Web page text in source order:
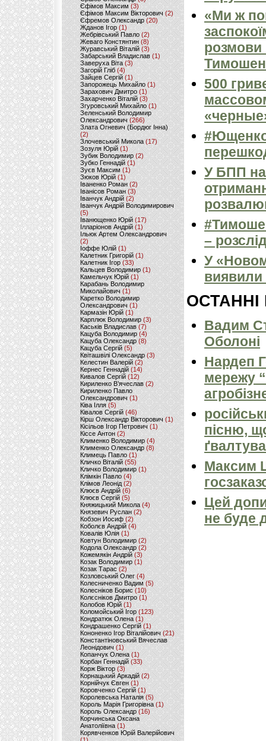
Єфімов Максим (3)
Єфімов Максим Вікторович (2)
Єфремов Олександр (20)
Жданов Ігор (1)
Жебрівський Павло (2)
Жеваго Констянтин (8)
Журавський Віталій (3)
Забарський Владислав (1)
Заверуха Віта (3)
Загорій Гліб (4)
Зайцев Сергій(1)
Запорожець Михайло (1)
Зарахович Дмитро (1)
Захарченко Віталій (3)
Згуровський Михайло (1)
Зеленський Володимир
Олександрович (266)
Злата Огневич (Бордюг Інна)
(2)
Злочевський Микола(17)
Зозуля Юрій (1)
Зубик Володимир (2)
Зубко Геннадій (1)
Зуєв Максим(1)
Зюков Юрій (1)
Іваненко Роман (2)
Іванісов Роман (3)
Іванчук Андрій(2)
Іванчук Андрій Володимирович
(5)
Іванющенко Юрій (17)
Ілларіонов Андрій (1)
Ільюк Артем Олександрович
(2)
Іоффе Юлій (1)
Калетник Григорій(1)
Калетник Ігор (33)
Кальцев Володимир(1)
Камельчук Юрій (1)
Карабань Володимир
Миколайович (1)
Каретко Володимир
Олександрович (1)
Кармазін Юрій(1)
Карплюк Володимир(3)
Каськів Владислав (7)
Кацуба Володимир (4)
Кацуба Олександр (8)
Кацуба Сергій (5)
Квіташвілі Олександр(3)
Келестин Валерій(2)
Кернес Геннадій (14)
Кивалов Сергій (12)
Кириленко В’ячеслав (2)
Кириленко Павло
Олександрович (1)
Ківа Ілля (5)
Ківалов Сергій(46)
Кірш Олександр Вікторович (1)
Кісільов Ігор Петрович (1)
Кіссе Антон (2)
Клименко Володимир(4)
Клименко Олександр (8)
Климець Павло (1)
Кличко Віталій(55)
Кличко Володимир (1)
Клімкін Павло (4)
Клімов Леонід(2)
Клюєв Андрій(6)
Клюєв Сергій (5)
Княжицький Микола(4)
Князевич Руслан (2)
Кобзон Иосиф(2)
Коболєв Андрій (4)
Ковалів Юлія(1)
Ковтун Володимир (2)
Кодола Олександр (2)
Кожемякін Андрій (3)
Козак Володимир (1)
Козак Тарас (2)
Козловський Олег(4)
Колесниченко Вадим (5)
Колесніков Борис (10)
Колєсніков Дмитро (1)
Колобов Юрій (1)
Коломойський Ігор (123)
Кондратюк Олена(1)
Кондрашенко Сергій (1)
Кононенко Ігор Віталійович (21)
Константіновський Вячеслав
Леонідович (1)
Копанчук Олена (1)
Корбан Геннадій (33)
Корж Віктор (3)
Корнацький Аркадій (2)
Корнійчук Євген (1)
Коровченко Сергій (1)
Королевська Наталія(5)
Король Марія Григорівна (1)
Король Олександр (16)
Корчинська Оксана
Анатоліївна (1)
Корявченков Юрій Валерійович
«Ми ж
розмови
500
У БПП
–
У
виявили
ОСТАННІ
Вадим
Оболоні
Нардеп
мережу
пісню,
Максим
Цей
не буде